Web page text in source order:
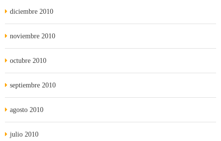
diciembre 2010
noviembre 2010
octubre 2010
septiembre 2010
agosto 2010
julio 2010